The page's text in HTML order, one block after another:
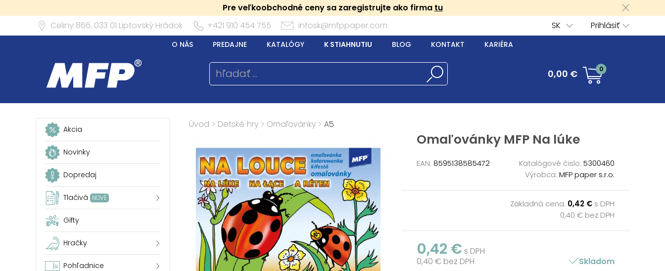
Pre veľkoobchodné ceny sa zaregistrujte ako firma tu
Celiny 866, 033 01 Liptovský Hrádok +421 910 454 755 infosk@mfppaper.com Prihlásiť
SK
O NÁS PREDAJNE KATALÓGY K STIAHNUTIU BLOG KONTAKT KARIÉRA
0,00 € 0
Akcia
Novinky
Dopredaj
Tlačivá NOVÉ
Gifty
Hračky
Pohľadnice
Úvod > Detské hry > Omaľovánky > A5
Omaľovánky MFP Na lúke
EAN: 8595138585472 Katalógové čislo: 5300460
Výrobca: MFP paper s.r.o.
Základná cena: 0,42 € s DPH
0,40 € bez DPH
0,42 € s DPH
0,40 € bez DPH
Skladom